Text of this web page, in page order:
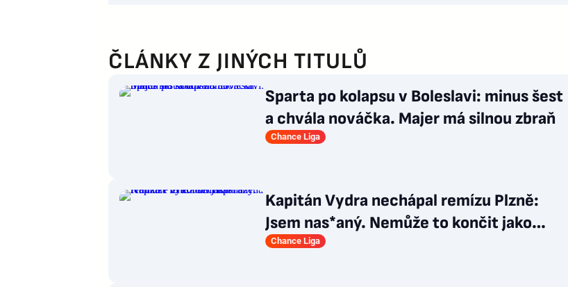
ČLÁNKY Z JINÝCH TITULŮ
Sparta po kolapsu v Boleslavi: minus šest
a chvála nováčka. Majer má silnou zbraň
Chance Liga
Kapitán Vydra nechápal remízu Plzně:
Jsem nas*aný. Nemůže to končit jako
házená
Chance Liga